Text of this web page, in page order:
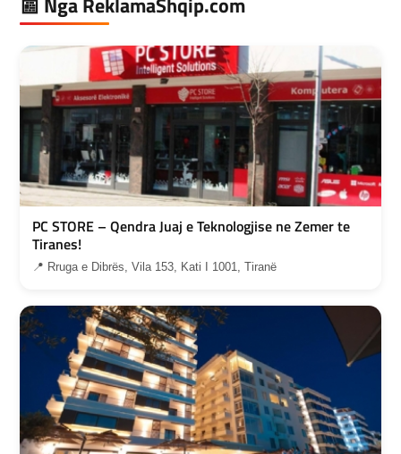
PC STORE – Qendra Juaj e Teknologjise ne Zemer te
Tiranes!
📍 Rruga e Dibrës, Vila 153, Kati I 1001, Tiranë